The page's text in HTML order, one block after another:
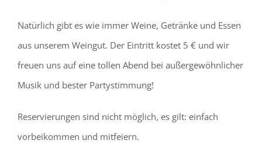
Natürlich gibt es wie immer Weine, Getränke und Essen
aus unserem Weingut. Der Eintritt kostet 5 € und wir
freuen uns auf eine tollen Abend bei außergewöhnlicher
Musik und bester Partystimmung!
Reservierungen sind nicht möglich, es gilt: einfach
vorbeikommen und mitfeiern.